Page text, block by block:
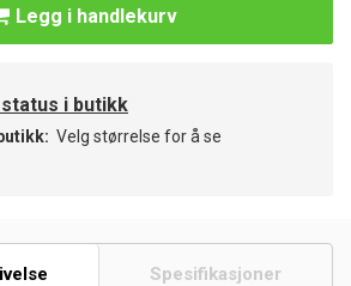
Legg i handlekurv
i butikk
Velg størrelse for å se
Spesifikasjoner